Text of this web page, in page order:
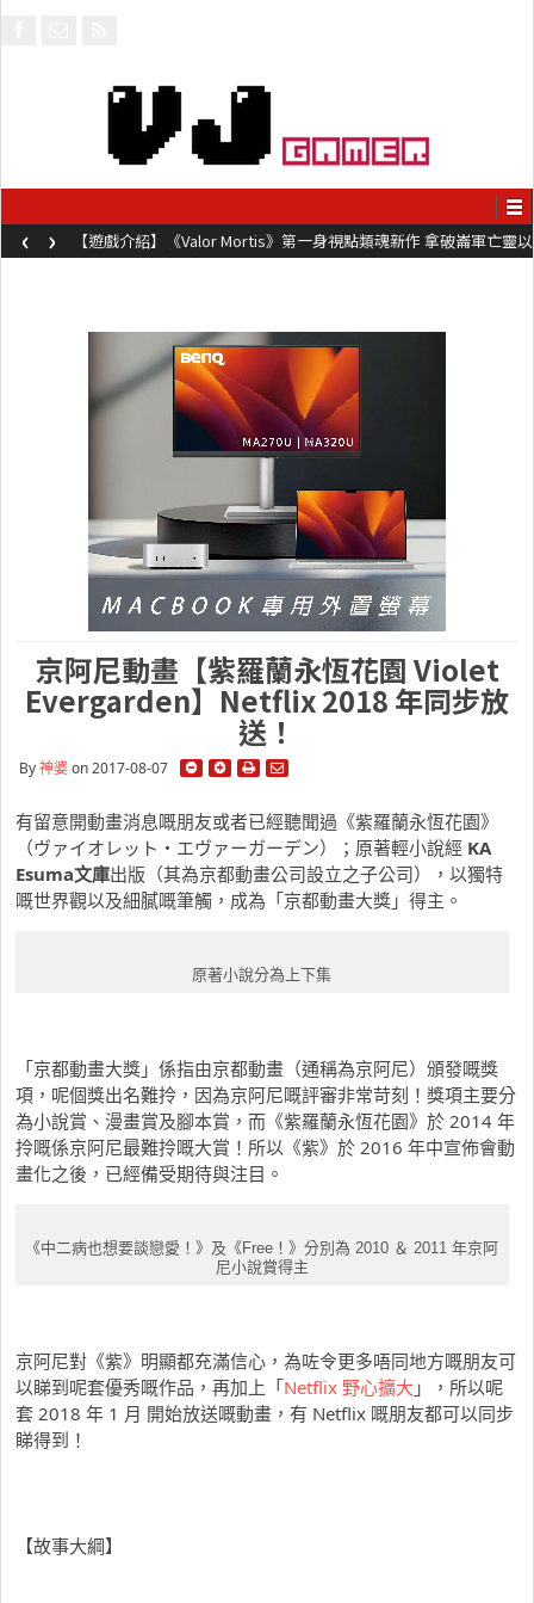
【遊戲介紹】《Valor Mortis》第一身視點類魂新作 拿破崙軍亡靈以
槍械劍與魔法殺敵
‹ ›
京阿尼動畫【紫羅蘭永恆花園 Violet
Evergarden】Netflix 2018 年同步放
送！
By神婆on 2017-08-07
有留意開動畫消息嘅朋友或者已經聽聞過《紫羅蘭永恆花園》
（ヴァイオレット・エヴァーガーデン）；原著輕小說經 KA
Esuma文庫出版（其為京都動畫公司設立之子公司），以獨特
嘅世界觀以及細膩嘅筆觸，成為「京都動畫大獎」得主。
原著小說分為上下集
「京都動畫大獎」係指由京都動畫（通稱為京阿尼）頒發嘅獎
項，呢個獎出名難拎，因為京阿尼嘅評審非常苛刻！獎項主要分
為小說賞、漫畫賞及腳本賞，而《紫羅蘭永恆花園》於 2014 年
拎嘅係京阿尼最難拎嘅大賞！所以《紫》於 2016 年中宣佈會動
畫化之後，已經備受期待與注目。
《中二病也想要談戀愛！》及《Free！》分別為 2010 ＆ 2011 年京阿
尼小說賞得主
京阿尼對《紫》明顯都充滿信心，為咗令更多唔同地方嘅朋友可
以睇到呢套優秀嘅作品，再加上「Netflix 野心擴大 」，所以呢
套 2018 年 1 月 開始放送嘅動畫，有 Netflix 嘅朋友都可以同步
睇得到！
【故事大綱】